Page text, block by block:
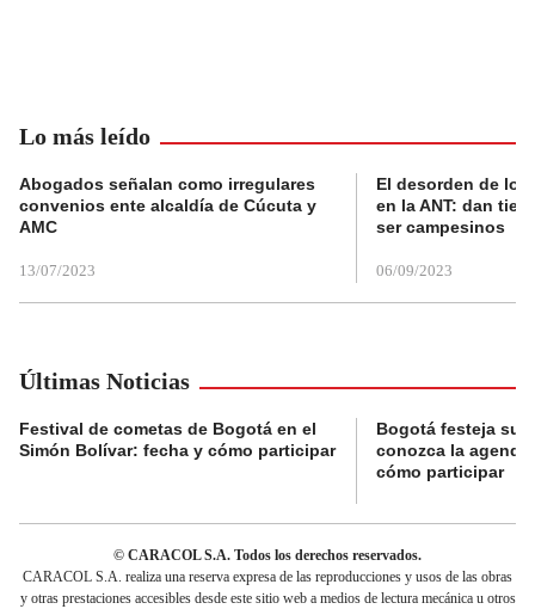
Lo más leído
Abogados señalan como irregulares
convenios ente alcaldía de Cúcuta y
AMC
13/07/2023
El desorden de
en la ANT: dan
ser campesinos
06/09/2023
Últimas Noticias
Festival de cometas de Bogotá en el
Simón Bolívar: fecha y cómo participar
Bogotá festeja su
conozca la
cómo participar
© CARACOL S.A. Todos los derechos reservados.
CARACOL S.A. realiza una reserva expresa de las reproducciones y usos de las obras
y otras prestaciones accesibles desde este sitio web a medios de lectura mecánica u otros